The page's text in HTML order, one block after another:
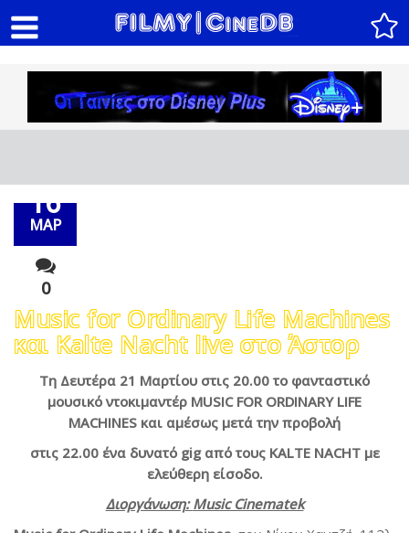
16
ΜΑΡ
0
Music for Ordinary Life Machines
και Kalte Nacht live στο Άστορ
Τη Δευτέρα 21 Μαρτίου στις 20.00 το φανταστικό
μουσικό ντοκιμαντέρ MUSIC FOR ORDINARY LIFE
MACHINES και αμέσως μετά την προβολή
στις 22.00 ένα δυνατό gig από τους KALTE NACHT με
ελεύθερη είσοδο.
Διοργάνωση:Music Cinematek